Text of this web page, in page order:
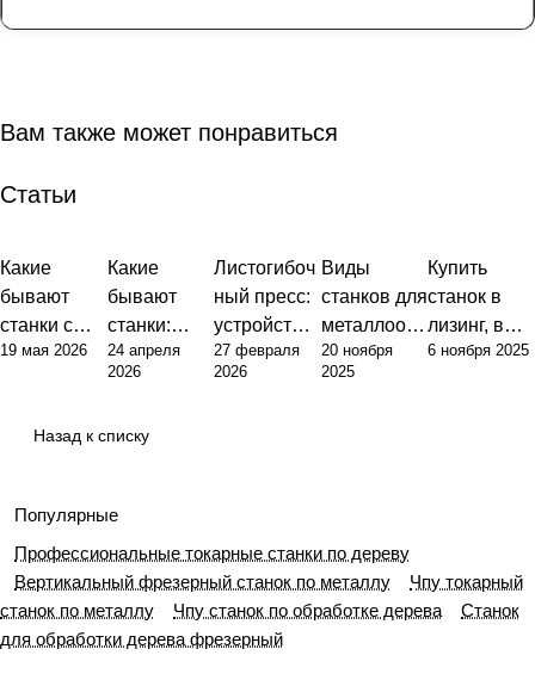
Вам также может понравиться
Статьи
Какие
бывают
станки с
ЧПУ:
классифика
оборудован
ия
19 мая 2026
Какие
бывают
станки:
полный
обзор
назначения
24 апреля
2026
Листогибоч
ный пресс:
устройство,
принцип
работы и
производст
ве
27 февраля
2026
Виды
станков для
металлообр
аботки:
полный гид
20 ноября
2025
Купить
станок в
лизинг, в
кредит или
6 ноября 2025
Назад к списку
Популярные
Профессиональные токарные станки по дереву
Вертикальный фрезерный станок по металлу
Чпу токарный
станок по металлу
Чпу станок по обработке дерева
Станок
для обработки дерева фрезерный